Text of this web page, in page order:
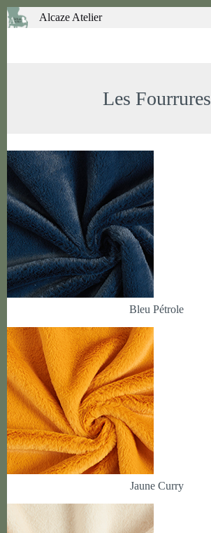
Passer
au
Alcaze Atelier
Les Fourrures
Bleu Pétrole
Jaune Curry